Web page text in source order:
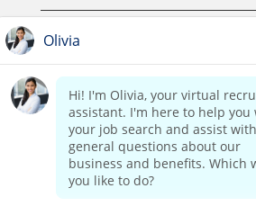
版权声明
联系我们
公司主页